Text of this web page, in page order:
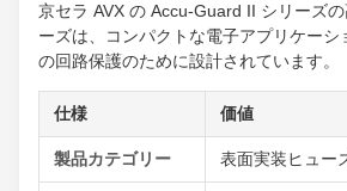
京セラ AVX の Accu-Guard II シリーズ
ーズは、コンパクトな電子アプリケーシ
の回路保護のために設計されています。
仕様 価値
製品カテゴリー 表面実装ヒュー